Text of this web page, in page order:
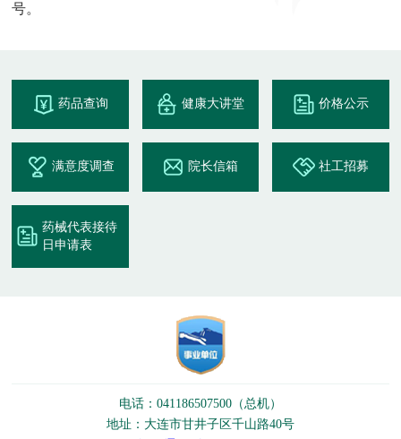
号。
药品查询 健康大讲堂 价格公示
满意度调查 院长信箱 社工招募
药械代表接待
日申请表
电话：041186507500（总机）
地址：大连市甘井子区千山路40号